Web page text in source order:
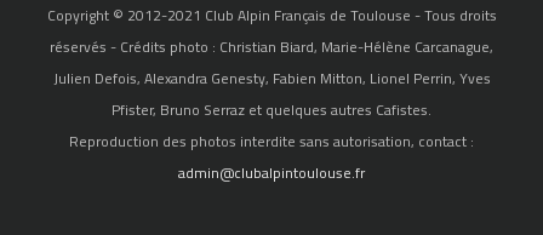
Copyright © 2012-2021 Club Alpin Français de Toulouse - Tous droits
réservés - Crédits photo : Christian Biard, Marie-Hélène Carcanague,
Julien Defois, Alexandra Genesty, Fabien Mitton, Lionel Perrin, Yves
Pfister, Bruno Serraz et quelques autres Cafistes.
Reproduction des photos interdite sans autorisation, contact :
admin@clubalpintoulouse.fr